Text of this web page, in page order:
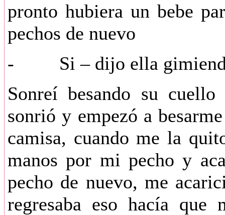
pronto hubiera un bebe
pechos de nuevo
- Si – dijo ella
Sonreí besando su
sonrió y empezó a
camisa, cuando me la
manos por mi pecho y
pecho de nuevo, me
regresaba eso hacía